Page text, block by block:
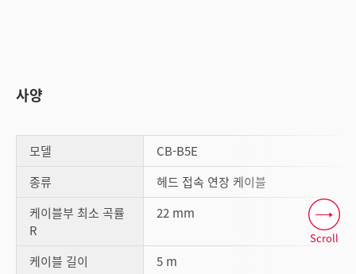
사양
모델
CB-B5E
종류
헤드 접속 연장 케이블
케이블부 최소 곡률
R
22 mm
케이블 길이
5 m
Scroll